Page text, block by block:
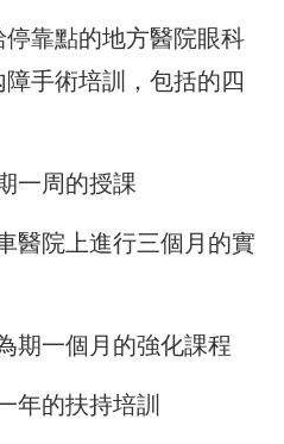
靠點的地方醫院眼科
手術培訓，包括的四
一周的授課
醫院上進行三個月的實
期一個月的強化課程
年的扶持培訓